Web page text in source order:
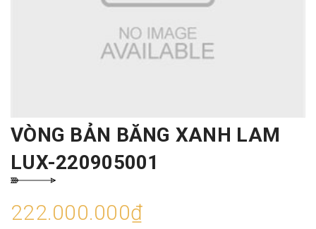
VÒNG BẢN BĂNG XANH LAM
LUX-220905001
222.000.000₫